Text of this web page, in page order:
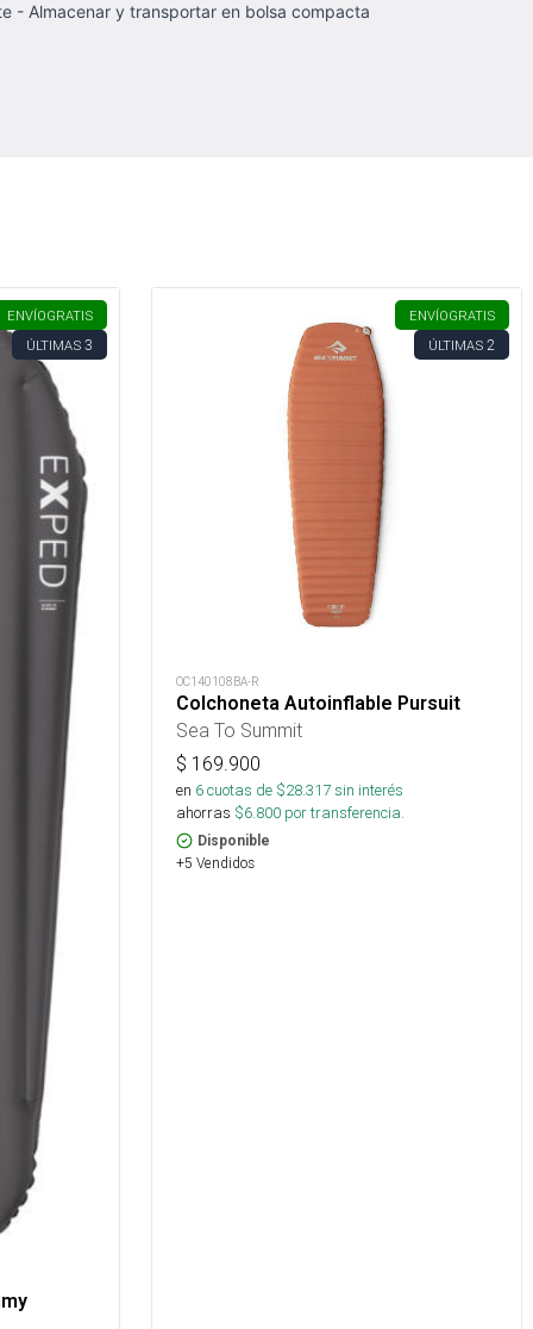
- Almacenar y transportar en bolsa compacta
ENVÍOGRATIS
ÚLTIMAS 3
ENVÍOGRATIS
ÚLTIMAS 2
OC140108BA-R
Colchoneta Autoinflable Pursuit
Sea To Summit
$ 169.900
en 6cuotas de $28.317sin interés
ahorras $6.800 por transferencia.
Disponible
+5 Vendidos